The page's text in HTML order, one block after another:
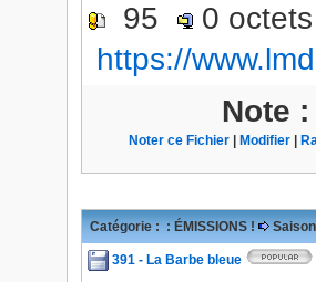
95
0
https://
Note
Noter ce Fichier Modifier
Catégorie : : ÉMISSIONS !
391 - La Barbe bleue